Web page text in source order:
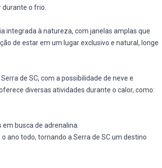
o frio.
integrada à natureza, com janelas amplas que
de estar em um lugar exclusivo e natural, longe
de SC, com a possibilidade de neve e
diversas atividades durante o calor, como:
busca de adrenalina.
ano todo, tornando a Serra de SC um destino